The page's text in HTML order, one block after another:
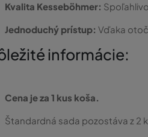
Kvalita Kesseböhmer:
Jednoduchý prístup: Vďaka
informácie:
Cena je za 1 kus koša.
Štandardná sada pozostáva z 2